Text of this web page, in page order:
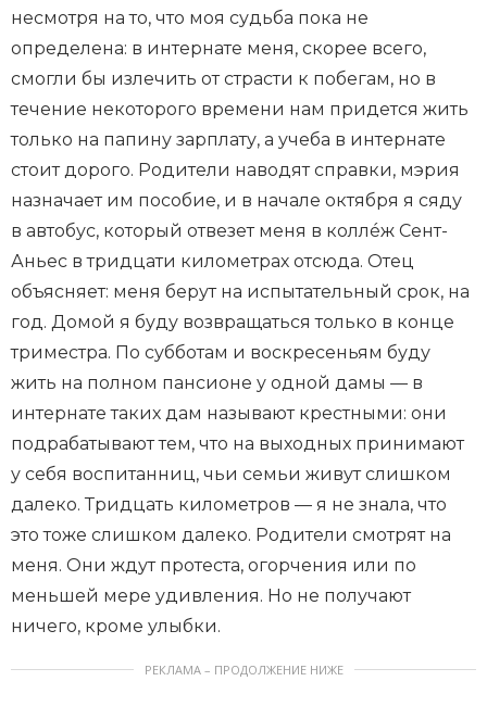
несмотря на то, что моя судьба пока не
определена: в интернате меня, скорее всего,
смогли бы излечить от страсти к побегам, но в
течение некоторого времени нам придется жить
только на папину зарплату, а учеба в интернате
стоит дорого. Родители наводят справки, мэрия
назначает им пособие, и в начале октября я сяду
в автобус, который отвезет меня в коллéж Сент-
Аньес в тридцати километрах отсюда. Отец
объясняет: меня берут на испытательный срок, на
год. Домой я буду возвращаться только в конце
триместра. По субботам и воскресеньям буду
жить на полном пансионе у одной дамы — в
интернате таких дам называют крестными: они
подрабатывают тем, что на выходных принимают
у себя воспитанниц, чьи семьи живут слишком
далеко. Тридцать километров — я не знала, что
это тоже слишком далеко. Родители смотрят на
меня. Они ждут протеста, огорчения или по
меньшей мере удивления. Но не получают
ничего, кроме улыбки.
РЕКЛАМА – ПРОДОЛЖЕНИЕ НИЖЕ